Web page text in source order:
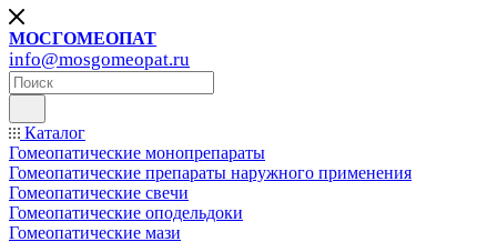
МОСГОМЕОПАТ
info@mosgomeopat.ru
Каталог
Гомеопатические монопрепараты
Гомеопатические препараты наружного применения
Гомеопатические свечи
Гомеопатические оподельдоки
Гомеопатические мази